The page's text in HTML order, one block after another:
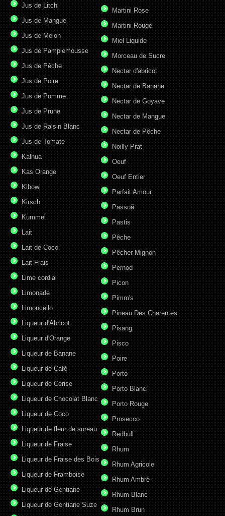
Jus de Litchi
Jus de Mangue
Jus de Melon
Jus de Pamplemousse
Jus de Pêche
Jus de Poire
Jus de Pomme
Jus de Prune
Jus de Raisin Blanc
Jus de Tomate
Kalhua
Kas Orange
Kibowi
Kirsch
Kummel
Lait
Lait de Coco
Lait Frais
Lime cordial
Limonade
Limoncello
Liqueur d'Abricot
Liqueur d'Orange
Liqueur de Banane
Liqueur de Café
Liqueur de Cerise
Liqueur de Chocolat Blanc
Liqueur de Coco
Liqueur de fleur de sureau
Liqueur de Fraise
Liqueur de Fraise des Bois
Liqueur de Framboise
Liqueur de Gentiane
Liqueur de Gentiane Suze
Martini Rose
Martini Rouge
Miel Liquide
Morceau de Sucre
Nectar d'abricot
Nectar de Banane
Nectar de Goyave
Nectar de Mangue
Nectar de Pêche
Noilly Prat
Oeuf
Oeuf Entier
Parfait Amour
Passoã
Pastis
Pêche
Pêcher Mignon
Pernod
Picon
Pimm's
Pineau Des Charentes
Pisang
Pisco
Poire
Porto
Porto Blanc
Porto Rouge
Prosecco
Redbull
Rhum
Rhum Agricole
Rhum Ambré
Rhum Blanc
Rhum Brun